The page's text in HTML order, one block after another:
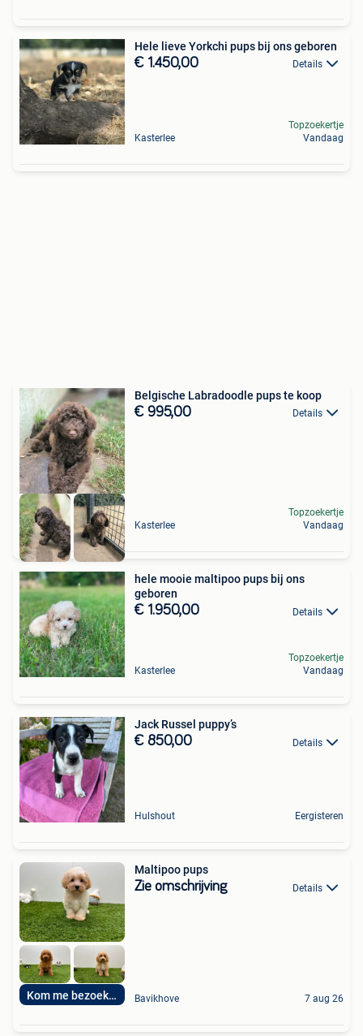
Hele lieve Yorkchi pups bij ons geboren
€ 1.450,00 Details
Kasterlee
Topzoekertje
Vandaag
Belgische Labradoodle pups te koop
€ 995,00 Details
Kasterlee
Topzoekertje
Vandaag
hele mooie maltipoo pups bij ons
geboren
€ 1.950,00 Details
Kasterlee
Topzoekertje
Vandaag
Jack Russel puppy’s
€ 850,00 Details
Hulshout Eergisteren
Kom me bezoeken
Maltipoo pups
Zie omschrijving Details
Bavikhove 7 aug 26